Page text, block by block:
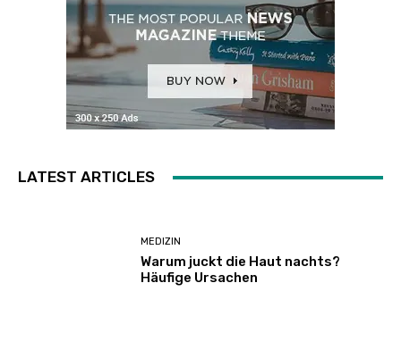
LATEST ARTICLES
MEDIZIN
Warum juckt die Haut nachts?
Häufige Ursachen